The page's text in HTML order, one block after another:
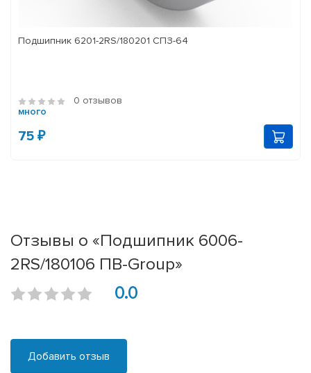
Подшипник 6201-2RS/180201 СПЗ-64
0 отзывов
много
75 ₽
Отзывы о «Подшипник 6006-
2RS/180106 ПВ-Group»
0.0
Добавить отзыв